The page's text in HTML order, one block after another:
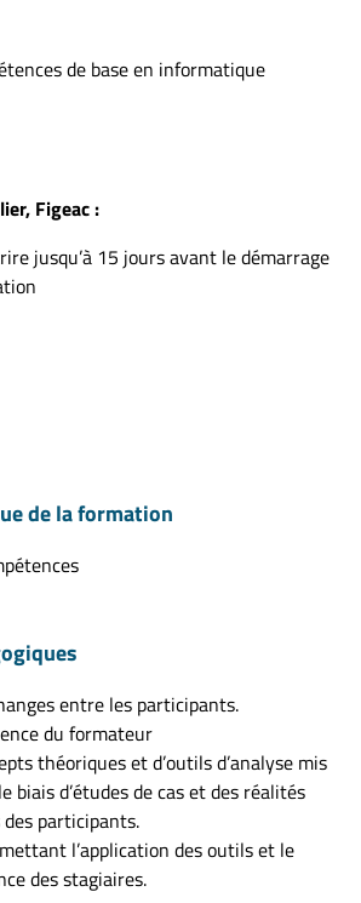
de base en informatique
Figeac :
jusqu’à 15 jours avant le démarrage
de la formation
entre les participants.
du formateur
théoriques et d’outils d’analyse mis
biais d’études de cas et des réalités
participants.
l’application des outils et le
des stagiaires.